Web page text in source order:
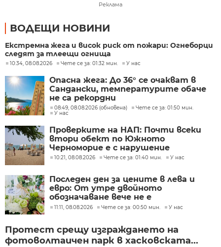
Реклама
ВОДЕЩИ НОВИНИ
Екстремна жега и висок риск от пожари: Огнеборци
следят за тлеещи огнища
10:34, 08.08.2026 Чете се за: 01:32 мин. У нас
Опасна жега: До 36° се очакват в
Сандански, температурите обаче
не са рекордни
08:49, 08.08.2026 (обновена)
Чете се за: 01:50 мин.
У нас
Проверките на НАП: Почти всеки
втори обект по Южното
Черноморие е с нарушение
10:21, 08.08.2026 Чете се за: 01:40 мин. У нас
Последен ден за цените в лева и
евро: От утре двойното
обозначаване вече не е
задължително
11:11, 08.08.2026 Чете се за: 00:50 мин. У нас
Протест срещу изграждането на
фотоволтаичен парк в хасковската...